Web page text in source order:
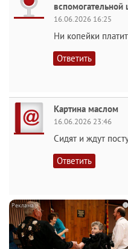
вспомогательной
16.06.2026 16:25
Ни копейки
Ответить
Картина маслом
16.06.2026 23:46
Сидят и ждут
Ответить
i